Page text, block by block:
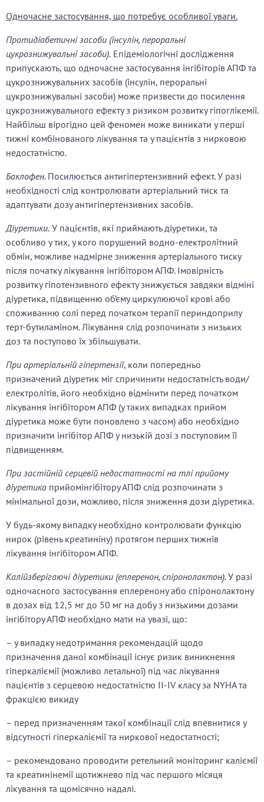
Одночасне застосування, що потребує особливої уваги.
Протидіабетичні засоби (інсулін, пероральні
цукрознижувальні засоби). Епідеміологічні дослідження
припускають, що одночасне застосування інгібіторів АПФ та
цукрознижувальних засобів (інсулін, пероральні
цукрознижувальні засоби) може призвести до посилення
цукрознижувального ефекту з ризиком розвитку гіпоглікемії.
Найбільш вірогідно цей феномен може виникати у перші
тижні комбінованого лікування та у пацієнтів з нирковою
недостатністю.
Баклофен. Посилюється антигіпертензивний ефект. У разі
необхідності слід контролювати артеріальний тиск та
адаптувати дозу антигіпертензивних засобів.
Діуретики. У пацієнтів, які приймають діуретики, та
особливо у тих, у кого порушений водно-електролітний
обмін, можливе надмірне зниження артеріального тиску
після початку лікування інгібітором АПФ. Імовірність
розвитку гіпотензивного ефекту знижується завдяки відміні
діуретика, підвищенню об’єму циркулюючої крові або
споживанню солі перед початком терапії периндоприлу
терт-бутиламіном. Лікування слід розпочинати з низьких
доз та поступово їх збільшувати.
При артеріальній гіпертензії, коли попередньо
призначений діуретик міг спричинити недостатність води/
електролітів, його необхідно відмінити перед початком
лікування інгібітором АПФ (у таких випадках прийом
діуретика може бути поновлено з часом) або необхідно
призначити інгібітор АПФ у низькій дозі з поступовим її
підвищенням.
При застійній серцевій недостатності на тлі прийому
діуретика прийомінгібітору АПФ слід розпочинати з
мінімальної дози, можливо, після зниження дози діуретика.
У будь-якому випадку необхідно контролювати функцію
нирок (рівень креатиніну) протягом перших тижнів
лікування інгібітором АПФ.
Калійзберігаючі діуретики (еплеренон, спіронолактон).У разі
одночасного застосування еплеренону або спіронолактону
в дозах від 12,5 мг до 50 мг на добу з низькими дозами
інгібітору АПФ необхідно мати на увазі, що:
– у випадку недотримання рекомендацій щодо
призначення даної комбінації існує ризик виникнення
гіперкаліємії (можливо летальної) під час лікування
пацієнтів з серцевою недостатністю ІІ-ІV класу за NYHA та
фракцією викиду
– перед призначенням такої комбінації слід впевнитися у
відсутності гіперкаліємії та ниркової недостатності;
– рекомендовано проводити ретельний моніторинг каліємії
та креатинінемії щотижнево під час першого місяця
лікування та щомісячно надалі.